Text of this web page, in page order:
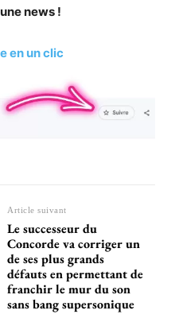
news !
en un clic
Article suivant
Le successeur du
Concorde va corriger un
de ses plus grands
défauts en permettant de
franchir le mur du son
sans bang supersonique